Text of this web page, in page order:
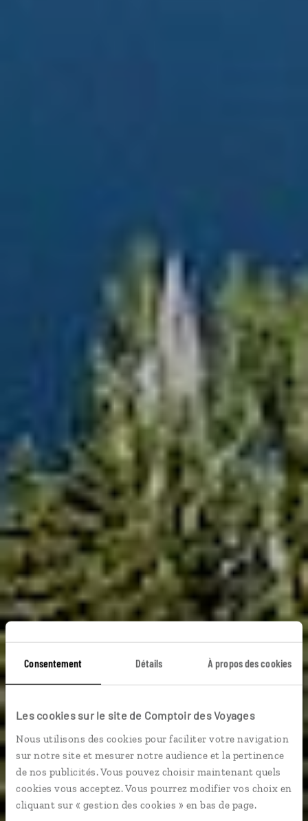
Consentement Détails À propos des cookies
Les cookies sur le site de Comptoir des Voyages
Nous utilisons des cookies pour faciliter votre navigation
sur notre site et mesurer notre audience et la pertinence
de nos publicités. Vous pouvez choisir maintenant quels
cookies vous acceptez. Vous pourrez modifier vos choix en
cliquant sur « gestion des cookies » en bas de page.
Bucolique Dalmatie
Séjour dans la campagne dalmate, près de Split et du
parc national de Krka.
Activités nature